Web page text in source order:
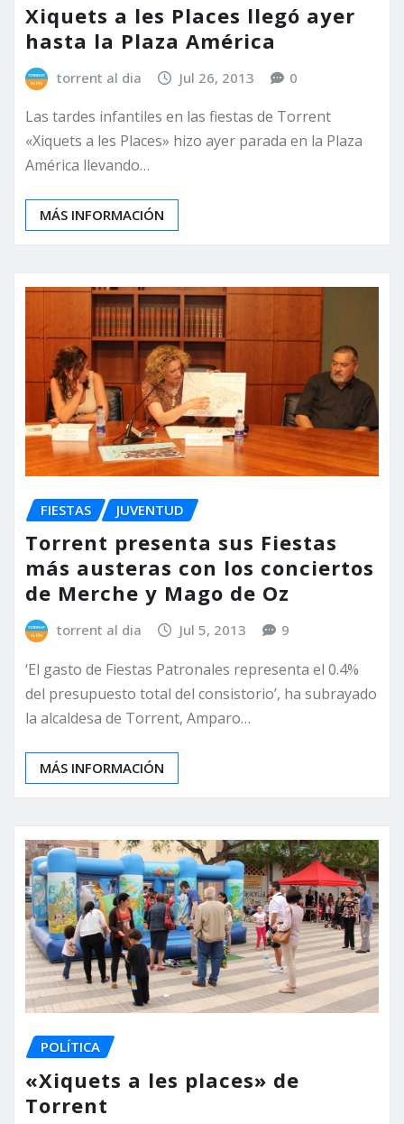
Xiquets a les Places llegó ayer
hasta la Plaza América
torrent al dia Jul 26, 2013 0
Las tardes infantiles en las fiestas de Torrent
«Xiquets a les Places» hizo ayer parada en la Plaza
América llevando…
MÁS INFORMACIÓN
FIESTAS JUVENTUD
Torrent presenta sus Fiestas
más austeras con los conciertos
de Merche y Mago de Oz
torrent al dia Jul 5, 2013 9
‘El gasto de Fiestas Patronales representa el 0.4%
del presupuesto total del consistorio’, ha subrayado
la alcaldesa de Torrent, Amparo…
MÁS INFORMACIÓN
POLÍTICA
«Xiquets a les places» de
Torrent